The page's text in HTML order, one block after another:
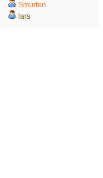
Smurfen.
lars